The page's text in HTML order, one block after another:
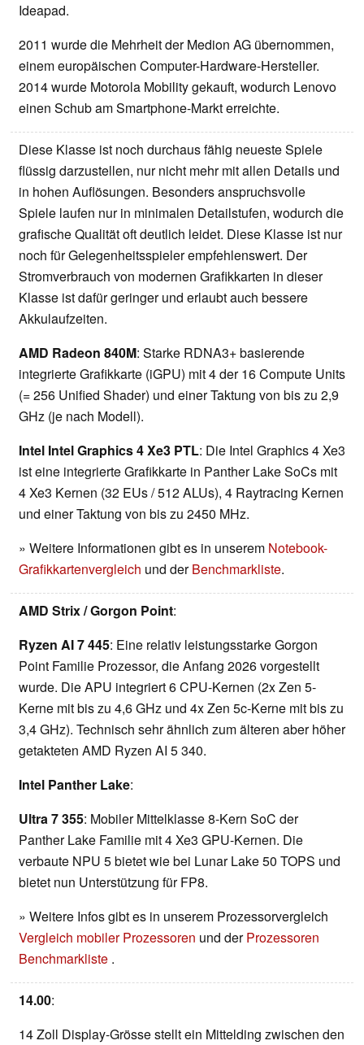
Ideapad.
2011 wurde die Mehrheit der Medion AG übernommen,
einem europäischen Computer-Hardware-Hersteller.
2014 wurde Motorola Mobility gekauft, wodurch Lenovo
einen Schub am Smartphone-Markt erreichte.
Diese Klasse ist noch durchaus fähig neueste Spiele
flüssig darzustellen, nur nicht mehr mit allen Details und
in hohen Auflösungen. Besonders anspruchsvolle
Spiele laufen nur in minimalen Detailstufen, wodurch die
grafische Qualität oft deutlich leidet. Diese Klasse ist nur
noch für Gelegenheitsspieler empfehlenswert. Der
Stromverbrauch von modernen Grafikkarten in dieser
Klasse ist dafür geringer und erlaubt auch bessere
Akkulaufzeiten.
AMD Radeon 840M: Starke RDNA3+ basierende
integrierte Grafikkarte (iGPU) mit 4 der 16 Compute Units
(= 256 Unified Shader) und einer Taktung von bis zu 2,9
GHz (je nach Modell).
Intel Intel Graphics 4 Xe3 PTL: Die Intel Graphics 4 Xe3
ist eine integrierte Grafikkarte in Panther Lake SoCs mit
4 Xe3 Kernen (32 EUs / 512 ALUs), 4 Raytracing Kernen
und einer Taktung von bis zu 2450 MHz.
» Weitere Informationen gibt es in unserem Notebook-
Grafikkartenvergleich und derBenchmarkliste.
AMD Strix / Gorgon Point:
Ryzen AI 7 445: Eine relativ leistungsstarke Gorgon
Point Familie Prozessor, die Anfang 2026 vorgestellt
wurde. Die APU integriert 6 CPU-Kernen (2x Zen 5-
Kerne mit bis zu 4,6 GHz und 4x Zen 5c-Kerne mit bis zu
3,4 GHz). Technisch sehr ähnlich zum älteren aber höher
getakteten AMD Ryzen AI 5 340.
Intel Panther Lake:
Ultra 7 355: Mobiler Mittelklasse 8-Kern SoC der
Panther Lake Familie mit 4 Xe3 GPU-Kernen. Die
verbaute NPU 5 bietet wie bei Lunar Lake 50 TOPS und
bietet nun Unterstützung für FP8.
» Weitere Infos gibt es in unserem Prozessorvergleich
Vergleich mobiler Prozessoren und derProzessoren
Benchmarkliste .
14.00:
14 Zoll Display-Grösse stellt ein Mittelding zwischen den